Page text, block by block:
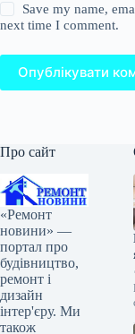
Save my name,
next time I comment.
Опублікувати
Про сайт
«Ремонт
новини» —
портал про
будівництво,
ремонт і
дизайн
інтер'єру. Ми
також